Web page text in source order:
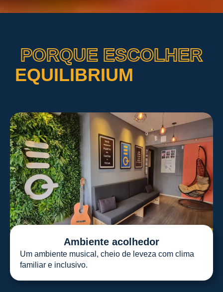
PORQUE ESCOLHER
EQUILIBRIUM
Ambiente acolhedor
Um ambiente musical, cheio de leveza com clima
familiar e inclusivo.